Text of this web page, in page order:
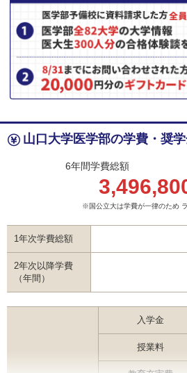
山口大学医学部の学費・奨
6年間学費総額
※国公立大は学費が一律のため ラ
1年次学費総額
2年次以降学費
（年間）
入学金
授業料